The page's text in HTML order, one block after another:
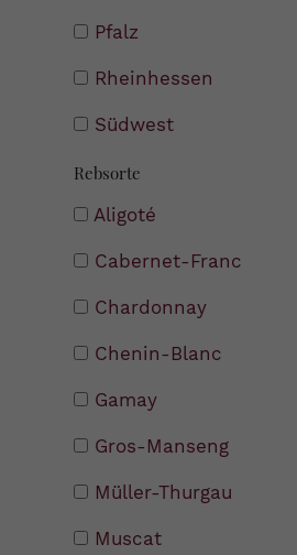
Pfalz
Rheinhessen
Südwest
Rebsorte
Aligoté
Cabernet-Franc
Chardonnay
Chenin-Blanc
Gamay
Gros-Manseng
Müller-Thurgau
Muscat